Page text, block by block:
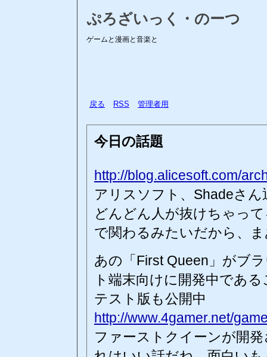
ぷろざいっく・のーつ
ゲームと漫画と音楽と
戻る RSS 管理者用
今日の話題
http://blog.alicesoft.com/
アリスソフト、Shadeさ
どんどん人が抜けちゃっ
で関わるみたいだから、
あの「First Queen」がブ
ト端末向けに開発中であ
テスト版も公開中
http://www.4gamer.net/
ファーストクイーンが開